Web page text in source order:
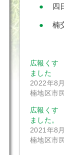
四
楠
広報くす
ました
2022年8
楠地区市
広報くす
ました。
2021年8
楠地区市